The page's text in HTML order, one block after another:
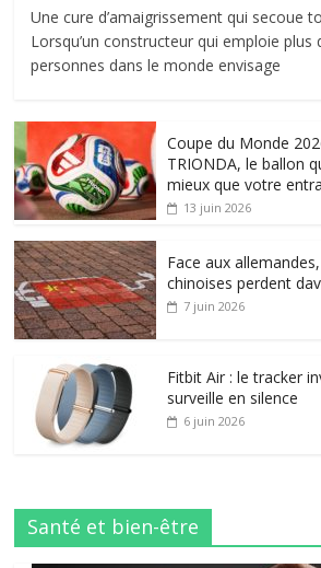
Une cure d’amaigrissement qui secoue
Lorsqu’un constructeur qui emploie plus
personnes dans le monde envisage
Coupe du Monde
TRIONDA, le ballon
mieux que votre
13 juin 2026
Face aux
chinoises perdent
7 juin 2026
Fitbit Air : le tracker
surveille en silence
6 juin 2026
Santé et bien-être